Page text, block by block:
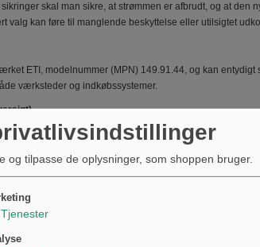
skal man sikre, at strømmen er afbrudt, og at
valg kan føre til manglende beskyttelse eller utilsigtet
ETI, modelnummer (MPN) 149.91.44, og kan
værksteder og indkøbssystemer.
smeltesikring
500 V
Træg (langsomtvirkende)
og tilpasse de oplysninger, som shoppen bruger.
Tjenester